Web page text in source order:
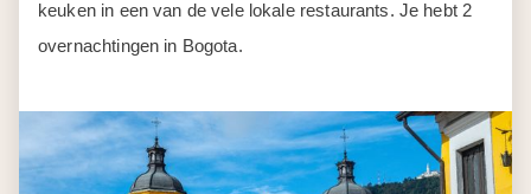
keuken in een van de vele lokale restaurants. Je hebt 2
overnachtingen in Bogota.